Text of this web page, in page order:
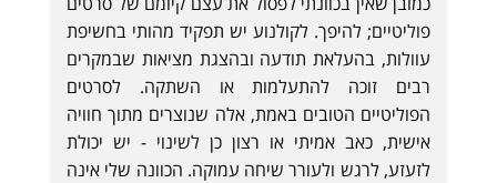
פוליטיים; להיפך. לקולנוע יש תפקיד מהותי בחשיפת
עוולות, בהעלאת תודעה ובהצגת מציאות שבמקרים
רבים זוכה להתעלמות או השתקה. לסרטים
הפוליטיים הטובים באמת, אלה שנוצרים מתוך חוויה
אישית, כאב אמיתי או רצון כן לשינוי - יש יכולת
לזעזע, לרגש ולעורר שיחה עמוקה. הכוונה שלי אינה